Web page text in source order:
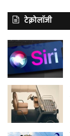
टेक्नोलॉजी